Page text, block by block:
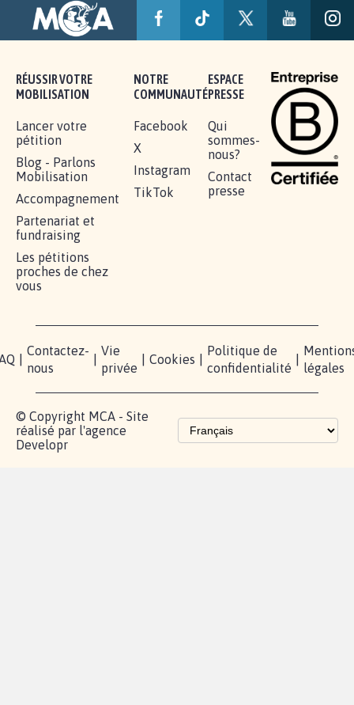
RÉUSSIR VOTRE
MOBILISATION
Lancer votre
pétition
Blog - Parlons
Mobilisation
Accompagnement
Partenariat et
fundraising
Les pétitions
proches de chez
vous
NOTRE
COMMUNAUTÉ
Facebook
X
Instagram
TikTok
ESPACE
PRESSE
Qui
sommes-
nous?
Contact
presse
Contactez-
nous
Vie
privée
Cookies
Politique de
confidentialité
légales
© Copyright MCA - Site
réalisé par l'agence
Developr